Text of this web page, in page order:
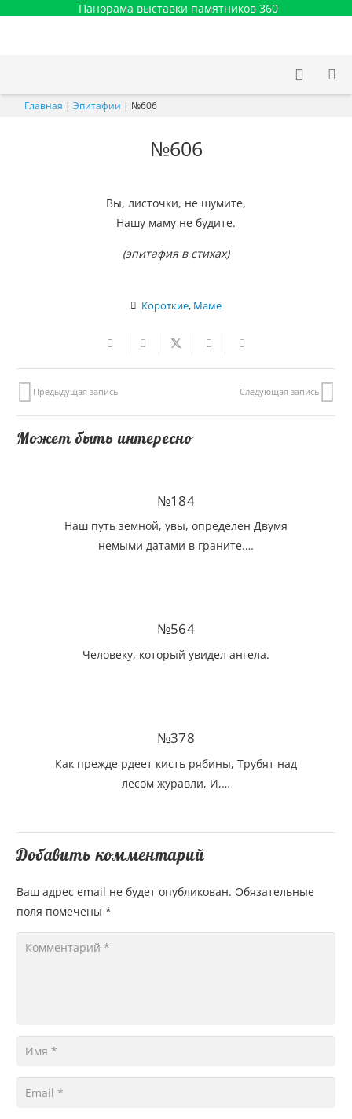
Панорама выставки памятников 360
Главная | Эпитафии | №606
№606
Вы, листочки, не шумите,
Нашу маму не будите.
(эпитафия в стихах)
Короткие, Маме
Предыдущая запись Следующая запись
Может быть интересно
№184
Наш путь земной, увы, определен Двумя
немыми датами в граните.…
№564
Человеку, который увидел ангела.
№378
Как прежде рдеет кисть рябины, Трубят над
лесом журавли, И,…
Добавить комментарий
Ваш адрес email не будет опубликован. Обязательные
поля помечены *